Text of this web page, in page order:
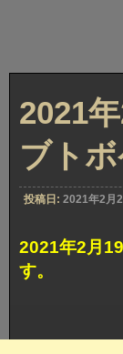
2021
ブト
投稿日: 2021年2月
2021年2月
す。